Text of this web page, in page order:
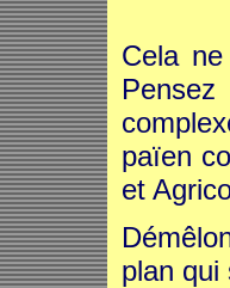
Cela
païen
et
plan qui